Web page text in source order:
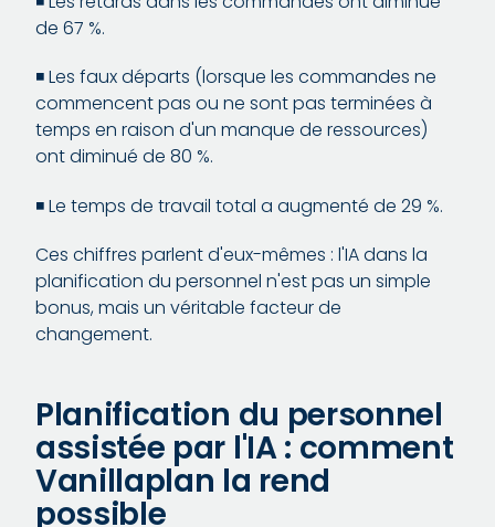
de 67 %.
◾️ Les faux départs (lorsque les commandes ne
commencent pas ou ne sont pas terminées à
temps en raison d'un manque de ressources)
ont diminué de 80 %.
◾️ Le temps de travail total a augmenté de 29 %.
Ces chiffres parlent d'eux-mêmes : l'IA dans la
planification du personnel n'est pas un simple
bonus, mais un véritable facteur de
changement.
Planification du personnel
assistée par l'IA : comment
Vanillaplan la rend
possible